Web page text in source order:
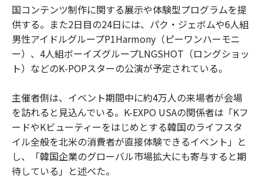
国コンテンツ制作に関する展示や体験型プログラムを提
供する。また2日目の24日には、パク・ジェボムや6人組
男性アイドルグループP1Harmony（ピーワンハーモニ
ー）、4人組ボーイズグループLNGSHOT（ロングショッ
ト）などのK‑POPスターの公演が予定されている。
主催者側は、イベント期間中に約4万人の来場者が会場
を訪れると見込んでいる。K-EXPO USAの関係者は「Kフ
ードやKビューティーをはじめとする韓国のライフスタ
イル全般を北米の消費者が直接体験できるイベント」と
し、「韓国企業のグローバル市場拡大にも寄与すると期
待している」と述べた。